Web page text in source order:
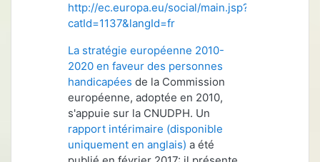
http://ec.europa.eu/social/main.jsp?
catId=1137&langId=fr
La stratégie européenne 2010-
2020 en faveur des personnes
handicapées de la Commission
européenne, adoptée en 2010,
s'appuie sur la CNUDPH. Un
rapport intérimaire (disponible
uniquement en anglais) a été